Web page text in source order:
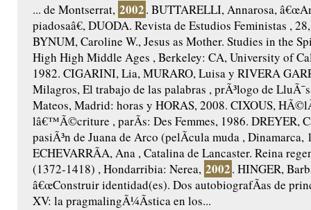
... de Montserrat, 2002. BUTTARELLI, Annarosa,
piadosaâ€, DUODA. Revista de Estudios Feministas ,
BYNUM, Caroline W., Jesus as Mother. Studies in the
High High Middle Ages , Berkeley: CA, University of
1982. CIGARINI, Lia, MURARO, Luisa y RIVERA
Milagros, El trabajo de las palabras , prÃ³logo de
Mateos, Madrid: horas y HORAS, 2008. CIXOUS,
lâ€™Ã©criture , parÃ­s: Des Femmes, 1986. DREYER,
pasiÃ³n de Juana de Arco (pelÃ­cula muda , Dinamarca,
ECHEVARRÃA, Ana , Catalina de Lancaster. Reina
(1372-1418) , Hondarribia: Nerea, 2002. HINGER,
â€œConstruir identidad(es). Dos autobiografÃ­as de
XV: la pragmalingÃ¼Ã­stica en los...